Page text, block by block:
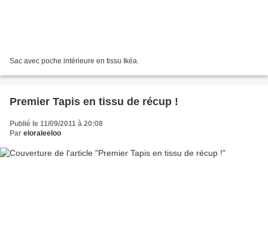
Sac avec poche intérieure en tissu Ikéa.
Premier Tapis en tissu de récup !
Publié le 11/09/2011 à 20:08
Par eloraleeloo